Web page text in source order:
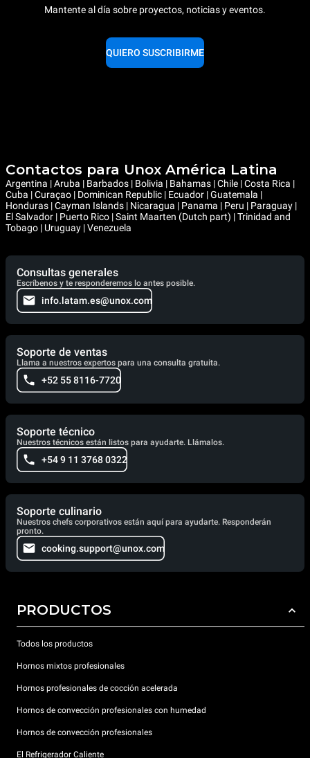
Mantente al día sobre proyectos, noticias y eventos.
QUIERO SUSCRIBIRME
Contactos para Unox América Latina
Argentina | Aruba | Barbados | Bolivia | Bahamas | Chile | Costa Rica |
Cuba | Curaçao | Dominican Republic | Ecuador | Guatemala |
Honduras | Cayman Islands | Nicaragua | Panama | Peru | Paraguay |
El Salvador | Puerto Rico | Saint Maarten (Dutch part) | Trinidad and
Tobago | Uruguay | Venezuela
Consultas generales
Escríbenos y te responderemos lo antes posible.
info.latam.es@unox.com
Soporte de ventas
Llama a nuestros expertos para una consulta gratuita.
+52 55 8116-7720
Soporte técnico
Nuestros técnicos están listos para ayudarte. Llámalos.
+54 9 11 3768 0322
Soporte culinario
Nuestros chefs corporativos están aquí para ayudarte. Responderán
pronto.
cooking.support@unox.com
PRODUCTOS
Todos los productos
Hornos mixtos profesionales
Hornos profesionales de cocción acelerada
Hornos de convección profesionales con humedad
Hornos de convección profesionales
El Refrigerador Caliente